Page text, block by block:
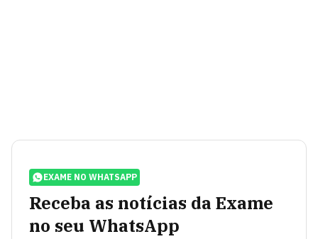
EXAME NO WHATSAPP
Receba as notícias da Exame
no seu WhatsApp